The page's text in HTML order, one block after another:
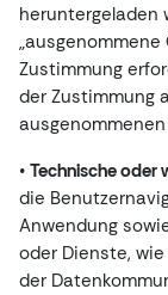
heruntergeladen
Zustimmung
der Zustimmung
• Technische oder
die
Anwendung
oder Dienste,
der